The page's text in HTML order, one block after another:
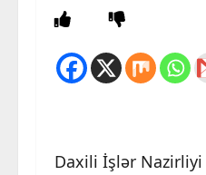
Daxili İşlər